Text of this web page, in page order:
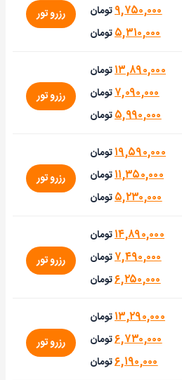
۹,۷۵۰,۰۰۰تومان
۵,۳۱۰,۰۰۰تومان
رزرو تور
۱۳,۸۹۰,۰۰۰تومان
۷,۰۹۰,۰۰۰تومان
۵,۹۹۰,۰۰۰تومان
رزرو تور
۱۹,۵۹۰,۰۰۰تومان
۱۱,۳۵۰,۰۰۰تومان
۵,۲۳۰,۰۰۰تومان
رزرو تور
۱۴,۸۹۰,۰۰۰تومان
۷,۴۹۰,۰۰۰تومان
۶,۲۵۰,۰۰۰تومان
رزرو تور
۱۳,۲۹۰,۰۰۰تومان
۶,۷۳۰,۰۰۰تومان
۶,۱۹۰,۰۰۰تومان
رزرو تور